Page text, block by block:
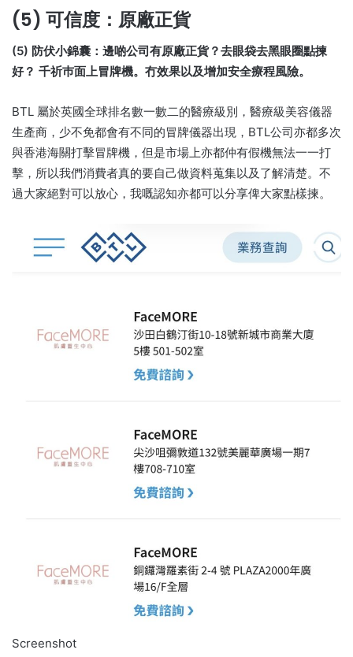
(5) 可信度：原廠正貨
(5) 防伏小錦囊：邊啲公司有原廠正貨？去眼袋去黑眼圈點揀
好？ 千祈巿面上冒牌機。冇效果以及增加安全療程風險。
BTL 屬於英國全球排名數一數二的醫療級別，醫療級美容儀器
生產商，少不免都會有不同的冒牌儀器出現，BTL公司亦都多次
與香港海關打擊冒牌機，但是市場上亦都仲有假機無法一一打
擊，所以我們消費者真的要自己做資料蒐集以及了解清楚。不
過大家絕對可以放心，我嘅認知亦都可以分享俾大家點樣揀。
Screenshot